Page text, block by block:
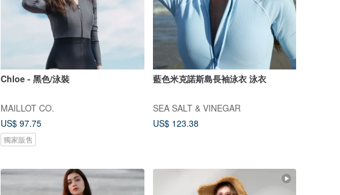
Chloe - 黑色/泳裝
MAILLOT CO.
US$ 97.75
獨家販售
藍色米克諾斯島長袖泳衣 泳衣
SEA SALT & VINEGAR
US$ 123.38